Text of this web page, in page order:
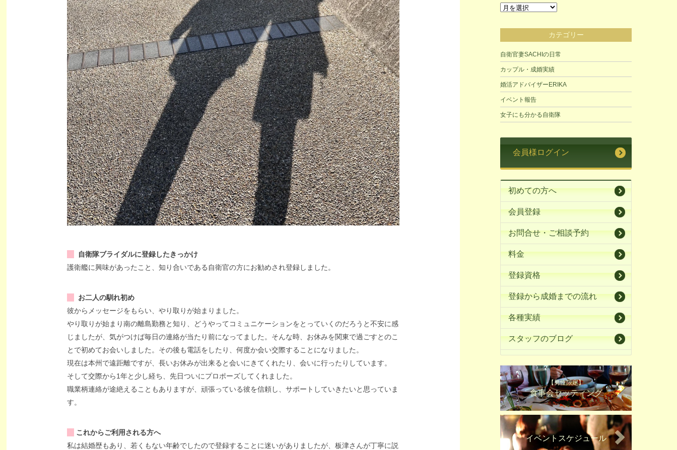
自衛隊ブライダルに登録したきっかけ
護衛艦に興味があったこと、知り合いである自衛官の方にお勧めされ登録しました。
お二人の馴れ初め
彼からメッセージをもらい、やり取りが始まりました。
やり取りが始まり南の離島勤務と知り、どうやってコミュニケーションをとっていくのだろうと不安に感
じましたが、気がつけば毎日の連絡が当たり前になってました。そんな時、お休みを関東で過ごすとのこ
とで初めてお会いしました。その後も電話をしたり、何度か会い交際することになりました。
現在は本州で遠距離ですが、長いお休みが出来ると会いにきてくれたり、会いに行ったりしています。
そして交際から1年と少し経ち、先日ついにプロポーズしてくれました。
職業柄連絡が途絶えることもありますが、頑張っている彼を信頼し、サポートしていきたいと思っていま
す。
これからご利用される方へ
私は結婚歴もあり、若くもない年齢でしたので登録することに迷いがありましたが、板津さんが丁寧に説
過
の
カテゴリー
自衛官妻SACHIの日常
カップル・成婚実績
婚活アドバイザーERIKA
イベント報告
女子にも分かる自衛隊
会員様ログイン
初めての方へ
会員登録
お問合せ・ご相談予約
料金
登録資格
登録から成婚までの流れ
各種実績
スタッフのブログ
【男性限定】
食事会セッティング
イベントスケジュール